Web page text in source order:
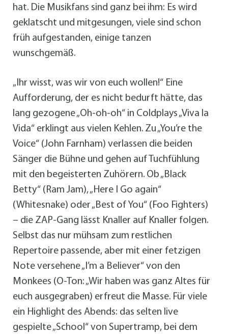
hat. Die Musikfans sind ganz bei ihm: Es wird
geklatscht und mitgesungen, viele sind schon
früh aufgestanden, einige tanzen
wunschgemäß.
„Ihr wisst, was wir von euch wollen!“ Eine
Aufforderung, der es nicht bedurft hätte, das
lang gezogene „Oh-oh-oh“ in Coldplays „Viva la
Vida“ erklingt aus vielen Kehlen. Zu „You’re the
Voice“ (John Farnham) verlassen die beiden
Sänger die Bühne und gehen auf Tuchfühlung
mit den begeisterten Zuhörern. Ob „Black
Betty“ (Ram Jam), „Here I Go again“
(Whitesnake) oder „Best of You“ (Foo Fighters)
– die ZAP-Gang lässt Knaller auf Knaller folgen.
Selbst das nur mühsam zum restlichen
Repertoire passende, aber mit einer fetzigen
Note versehene „I’m a Believer“ von den
Monkees (O-Ton: „Wir haben was ganz Altes für
euch ausgegraben) erfreut die Masse. Für viele
ein Highlight des Abends: das selten live
gespielte „School“ von Supertramp, bei dem